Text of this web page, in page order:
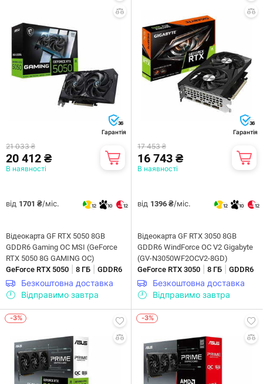
36
Гарантія
21 033 ₴
20 412 ₴
В наявності
від 1701 ₴/міс. 12 10 12
Відеокарта GF RTX 5050 8GB
GDDR6 Gaming OC MSI (GeForce
RTX 5050 8G GAMING OC)
GeForce RTX 5050
8 ГБ GDDR6
Безкоштовна доставка
Відправимо завтра
36
Гарантія
17 453 ₴
16 743 ₴
В наявності
від 1396 ₴/міс. 12 10 12
Відеокарта GF RTX 3050 8GB
GDDR6 WindForce OC V2 Gigabyte
(GV-N3050WF2OCV2-8GD)
GeForce RTX 3050
8 ГБ GDDR6
Безкоштовна доставка
Відправимо завтра
-3% -3%